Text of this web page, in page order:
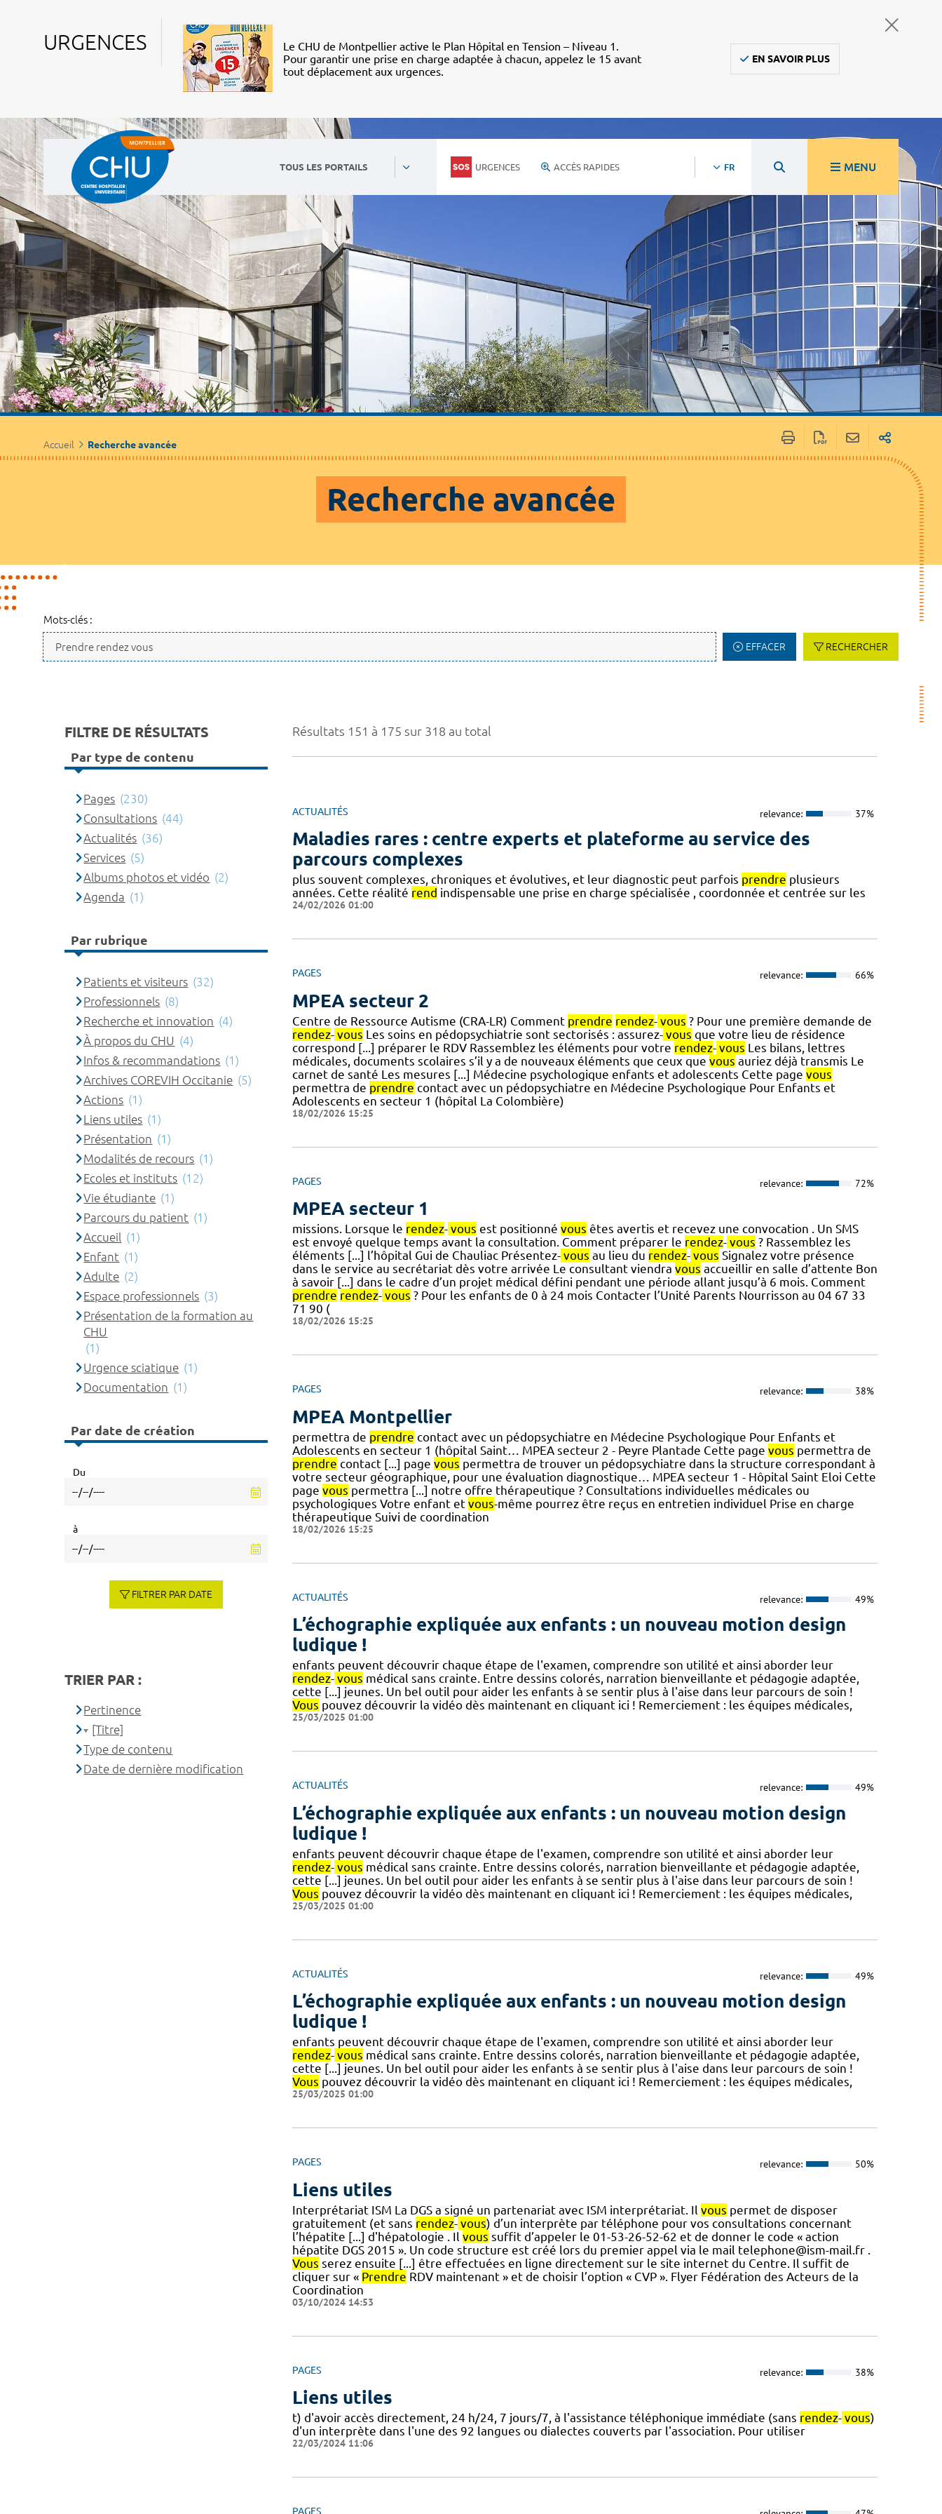
URGENCES
Le CHU de Montpellier active le Plan Hôpital en Tension – Niveau 1.
Pour garantir une prise en charge adaptée à chacun, appelez le 15 avant
tout déplacement aux urgences.
EN SAVOIR PLUS
TOUS LES PORTAILS URGENCES ACCÈS RAPIDES FR MENU
Accueil Recherche avancée
Recherche avancée
Mots-clés :
EFFACER RECHERCHER
Résultats 151 à 175 sur 318 au total
ACTUALITÉS relevance: 37%
Maladies rares : centre experts et plateforme au service des
parcours complexes
plus souvent complexes, chroniques et évolutives, et leur diagnostic peut parfois prendre plusieurs
années. Cette réalité rend indispensable une prise en charge spécialisée , coordonnée et centrée sur les
24/02/2026 01:00
PAGES relevance: 66%
MPEA secteur 2
Centre de Ressource Autisme (CRA-LR) Comment prendre rendez- vous ? Pour une première demande de
rendez- vous Les soins en pédopsychiatrie sont sectorisés : assurez- vous que votre lieu de résidence
correspond [...] préparer le RDV Rassemblez les éléments pour votre rendez- vous Les bilans, lettres
médicales, documents scolaires s’il y a de nouveaux éléments que ceux que vous auriez déjà transmis Le
carnet de santé Les mesures [...] Médecine psychologique enfants et adolescents Cette page vous
permettra de prendre contact avec un pédopsychiatre en Médecine Psychologique Pour Enfants et
Adolescents en secteur 1 (hôpital La Colombière)
18/02/2026 15:25
PAGES relevance: 72%
MPEA secteur 1
missions. Lorsque le rendez- vous est positionné vous êtes avertis et recevez une convocation . Un SMS
est envoyé quelque temps avant la consultation. Comment préparer le rendez- vous ? Rassemblez les
éléments [...] l’hôpital Gui de Chauliac Présentez- vous au lieu du rendez- vous Signalez votre présence
dans le service au secrétariat dès votre arrivée Le consultant viendra vous accueillir en salle d’attente Bon
à savoir [...] dans le cadre d’un projet médical défini pendant une période allant jusqu’à 6 mois. Comment
prendre rendez- vous ? Pour les enfants de 0 à 24 mois Contacter l’Unité Parents Nourrisson au 04 67 33
71 90 (
18/02/2026 15:25
PAGES relevance: 38%
MPEA Montpellier
permettra de prendre contact avec un pédopsychiatre en Médecine Psychologique Pour Enfants et
Adolescents en secteur 1 (hôpital Saint… MPEA secteur 2 - Peyre Plantade Cette page vous permettra de
prendre contact [...] page vous permettra de trouver un pédopsychiatre dans la structure correspondant à
votre secteur géographique, pour une évaluation diagnostique… MPEA secteur 1 - Hôpital Saint Eloi Cette
page vous permettra [...] notre offre thérapeutique ? Consultations individuelles médicales ou
psychologiques Votre enfant et vous-même pourrez être reçus en entretien individuel Prise en charge
thérapeutique Suivi de coordination
18/02/2026 15:25
ACTUALITÉS relevance: 49%
L’échographie expliquée aux enfants : un nouveau motion design
ludique !
enfants peuvent découvrir chaque étape de l'examen, comprendre son utilité et ainsi aborder leur
rendez- vous médical sans crainte. Entre dessins colorés, narration bienveillante et pédagogie adaptée,
cette [...] jeunes. Un bel outil pour aider les enfants à se sentir plus à l'aise dans leur parcours de soin !
Vous pouvez découvrir la vidéo dès maintenant en cliquant ici ! Remerciement : les équipes médicales,
25/03/2025 01:00
ACTUALITÉS relevance: 49%
L’échographie expliquée aux enfants : un nouveau motion design
ludique !
enfants peuvent découvrir chaque étape de l'examen, comprendre son utilité et ainsi aborder leur
rendez- vous médical sans crainte. Entre dessins colorés, narration bienveillante et pédagogie adaptée,
cette [...] jeunes. Un bel outil pour aider les enfants à se sentir plus à l'aise dans leur parcours de soin !
Vous pouvez découvrir la vidéo dès maintenant en cliquant ici ! Remerciement : les équipes médicales,
25/03/2025 01:00
ACTUALITÉS relevance: 49%
L’échographie expliquée aux enfants : un nouveau motion design
ludique !
enfants peuvent découvrir chaque étape de l'examen, comprendre son utilité et ainsi aborder leur
rendez- vous médical sans crainte. Entre dessins colorés, narration bienveillante et pédagogie adaptée,
cette [...] jeunes. Un bel outil pour aider les enfants à se sentir plus à l'aise dans leur parcours de soin !
Vous pouvez découvrir la vidéo dès maintenant en cliquant ici ! Remerciement : les équipes médicales,
25/03/2025 01:00
PAGES relevance: 50%
Liens utiles
Interprétariat ISM La DGS a signé un partenariat avec ISM interprétariat. Il vous permet de disposer
gratuitement (et sans rendez- vous) d’un interprète par téléphone pour vos consultations concernant
l’hépatite [...] d'hépatologie . Il vous suffit d’appeler le 01-53-26-52-62 et de donner le code « action
hépatite DGS 2015 ». Un code structure est créé lors du premier appel via le mail telephone@ism-mail.fr .
Vous serez ensuite [...] être effectuées en ligne directement sur le site internet du Centre. Il suffit de
cliquer sur « Prendre RDV maintenant » et de choisir l’option « CVP ». Flyer Fédération des Acteurs de la
Coordination
03/10/2024 14:53
PAGES relevance: 38%
Liens utiles
t) d'avoir accès directement, 24 h/24, 7 jours/7, à l'assistance téléphonique immédiate (sans rendez- vous)
d'un interprète dans l'une des 92 langues ou dialectes couverts par l'association. Pour utiliser
22/03/2024 11:06
PAGES
FILTRE DE RÉSULTATS
Par type de contenu
Pages (230)
Consultations (44)
Actualités (36)
Services (5)
Albums photos et vidéo (2)
Agenda (1)
Par rubrique
Patients et visiteurs (32)
Professionnels (8)
Recherche et innovation (4)
À propos du CHU (4)
Infos & recommandations (1)
Archives COREVIH Occitanie (5)
Actions (1)
Liens utiles (1)
Présentation (1)
Modalités de recours (1)
Ecoles et instituts (12)
Vie étudiante (1)
Parcours du patient (1)
Accueil (1)
Enfant (1)
Adulte (2)
Espace professionnels (3)
Présentation de la formation au
CHU
(1)
Urgence sciatique (1)
Documentation (1)
Par date de création
Du
à
FILTRER PAR DATE
TRIER PAR :
Pertinence
[Titre]
Type de contenu
Date de dernière modification